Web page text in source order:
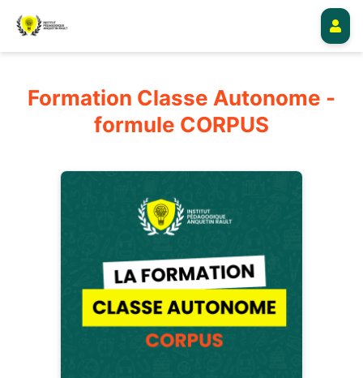
Formation Classe Autonome -
formule CORPUS